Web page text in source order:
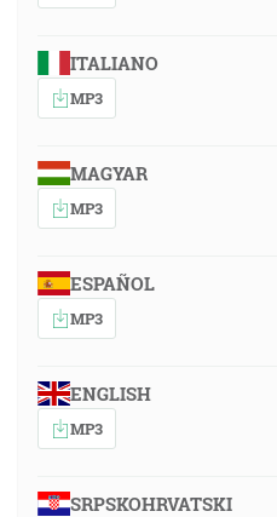
ITALIANO
MP3
MAGYAR
MP3
ESPAÑOL
MP3
ENGLISH
MP3
SRPSKOHRVATSKI